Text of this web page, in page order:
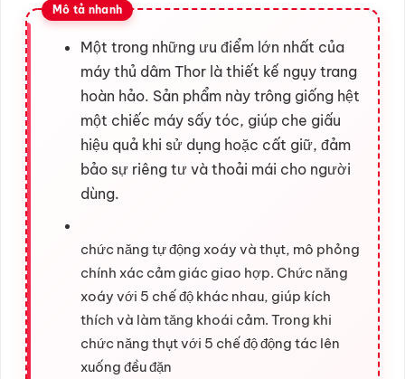
Một trong những ưu điểm lớn nhất của
máy thủ dâm Thor là thiết kế ngụy trang
hoàn hảo. Sản phẩm này trông giống hệt
một chiếc máy sấy tóc, giúp che giấu
hiệu quả khi sử dụng hoặc cất giữ, đảm
bảo sự riêng tư và thoải mái cho người
dùng.
chức năng tự động xoáy và thụt, mô phỏng
chính xác cảm giác giao hợp. Chức năng
xoáy với 5 chế độ khác nhau, giúp kích
thích và làm tăng khoái cảm. Trong khi
chức năng thụt với 5 chế độ động tác lên
xuống đều đặn